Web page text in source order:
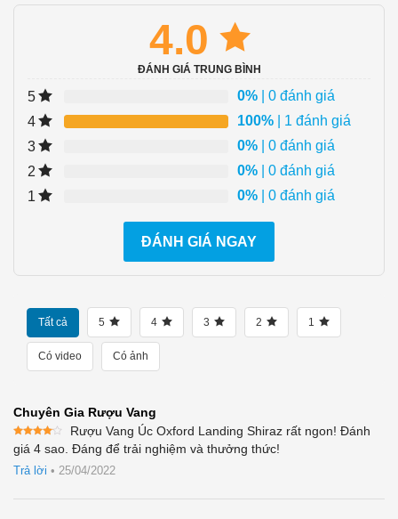
4.0
ĐÁNH GIÁ TRUNG BÌNH
5 0% | 0 đánh giá
4
100% | 1 đánh giá
3
0% | 0 đánh giá
2
0% | 0 đánh giá
1
0% | 0 đánh giá
ĐÁNH GIÁ NGAY
Tất cả 5 4 3 2 1
Có video Có ảnh
Chuyên Gia Rượu Vang
Được
xếp
hạng4
5 sao
Rượu Vang Úc Oxford Landing Shiraz rất ngon! Đánh
giá 4 sao. Đáng để trải nghiệm và thưởng thức!
Trả lời • 25/04/2022